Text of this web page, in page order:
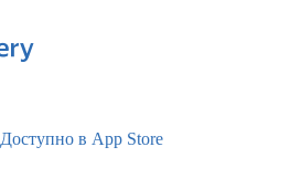
Доступно в App Store